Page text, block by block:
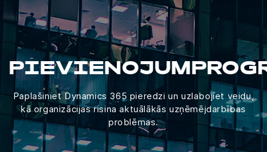
Paplašiniet Dynamics 365 pieredzi un uzlabojiet veidu,
kā organizācijas risina aktuālākās uzņēmējdarbības
problēmas.